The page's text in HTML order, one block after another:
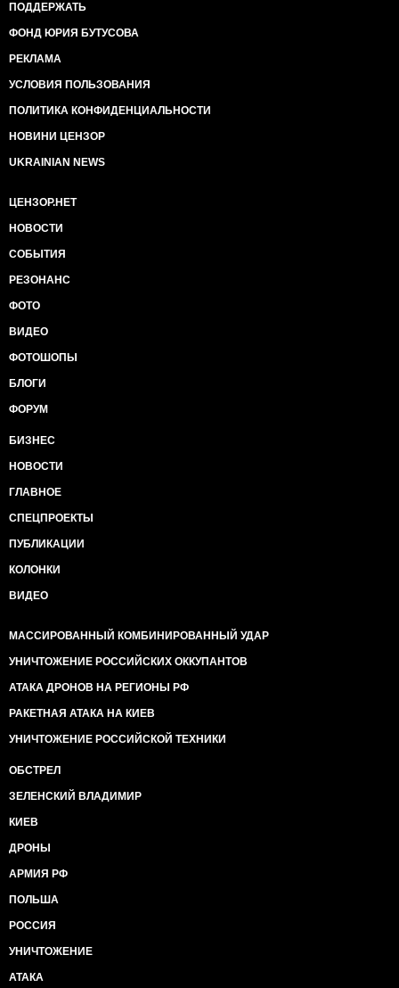
ПОДДЕРЖАТЬ
ФОНД ЮРИЯ БУТУСОВА
РЕКЛАМА
УСЛОВИЯ ПОЛЬЗОВАНИЯ
ПОЛИТИКА КОНФИДЕНЦИАЛЬНОСТИ
НОВИНИ ЦЕНЗОР
UKRAINIAN NEWS
ЦЕНЗОР.НЕТ
НОВОСТИ
СОБЫТИЯ
РЕЗОНАНС
ФОТО
ВИДЕО
ФОТОШОПЫ
БЛОГИ
ФОРУМ
БИЗНЕС
НОВОСТИ
ГЛАВНОЕ
СПЕЦПРОЕКТЫ
ПУБЛИКАЦИИ
КОЛОНКИ
ВИДЕО
МАССИРОВАННЫЙ КОМБИНИРОВАННЫЙ УДАР
УНИЧТОЖЕНИЕ РОССИЙСКИХ ОККУПАНТОВ
АТАКА ДРОНОВ НА РЕГИОНЫ РФ
РАКЕТНАЯ АТАКА НА КИЕВ
УНИЧТОЖЕНИЕ РОССИЙСКОЙ ТЕХНИКИ
ОБСТРЕЛ
ЗЕЛЕНСКИЙ ВЛАДИМИР
КИЕВ
ДРОНЫ
АРМИЯ РФ
ПОЛЬША
РОССИЯ
УНИЧТОЖЕНИЕ
АТАКА